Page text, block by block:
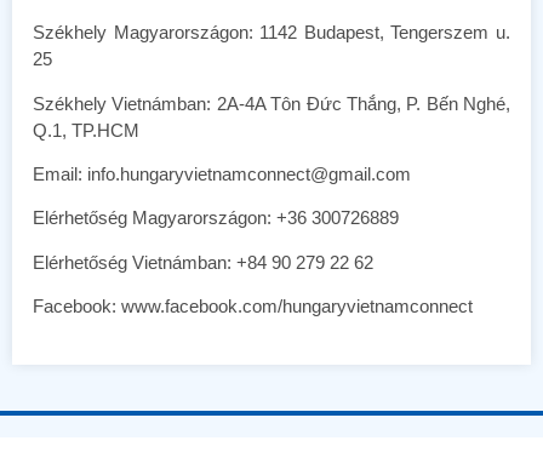
Székhely Magyarországon: 1142 Budapest, Tengerszem u.
25
Székhely Vietnámban: 2A-4A Tôn Đức Thắng, P. Bến Nghé,
Q.1, TP.HCM
Email: info.hungaryvietnamconnect@gmail.com
Elérhetőség Magyarországon: +36 300726889
Elérhetőség Vietnámban: +84 90 279 22 62
Facebook: www.facebook.com/hungaryvietnamconnect